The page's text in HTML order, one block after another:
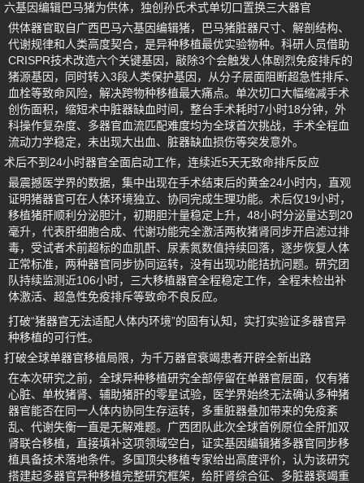
六基因编辑巴马猪为供体，独创孙氏术式单切口置换三大器官
供体器官取自广西巴马六基因编辑猪，巴马猪脏器尺寸、解剖结构、
代谢规律和人类高度契合，是异种移植最优实验物种。科研人员借助
CRISPR技术改造六个关键基因，敲除3个会触发人体剧烈免疫排斥的
猪源基因，同时转入3段人类保护基因，从分子层面阻断超急性排斥、
血栓等致命风险，解决跨物种移植最大痛点。单次切口大幅缩减手术
创伤面积，缩短术中脏器缺血时间，整台手术耗时7小时18分钟，外
科操作复杂度、多器官血流匹配难度均为全球首次挑战，手术全程血
流动力学稳定，未出现大出血、脏器缺血损伤等突发意外。
术后不到24小时器官全面启动工作，连续近5天无致命排斥反应
最震撼医学界的数据，集中出现在手术结束后的黄金24小时内，直观
证明猪器官可在人体环境独立、协同完成生理功能。术后仅19小时，
移植猪肝顺利分泌胆汁，初期胆汁量稳定上升，48小时分泌量达到20
毫升，代表肝细胞合成、代谢功能完全激活两枚猪肾同步开启滤过排
毒，受试者术前超标的血肌酐、尿素氮数值持续回落，逐步恢复人体
正常标准，两种器官同步协同运转，没有出现功能拮抗问题。研究团
队持续监测近106小时，三大移植器官全程稳定工作，全程未检出补
体激活、超急性免疫排斥等致命不良反应。
打破“猪器官无法适配人体内环境”的固有认知，实打实验证多器官异
种移植的可行性。
打破全球单器官移植局限，为千万器官衰竭患者开辟全新出路
在本次研究之前，全球异种移植研究全部停留在单器官层面，仅有猪
心脏、单枚猪肾、辅助猪肝的零星试验，医学界始终无法确认多种猪
器官能否在同一人体内协同生存运转，多重脏器叠加带来的免疫紊
乱、代谢失衡一直是无解难题。广西团队此次全球首例原位全肝加双
肾联合移植，直接填补这项领域空白，证实基因编辑猪多器官同步移
植具备技术落地条件。多国顶尖移植专家给出高度评价，认为该研究
搭建起多器官异种移植完整研究框架，给肝肾综合征、多脏器衰竭重